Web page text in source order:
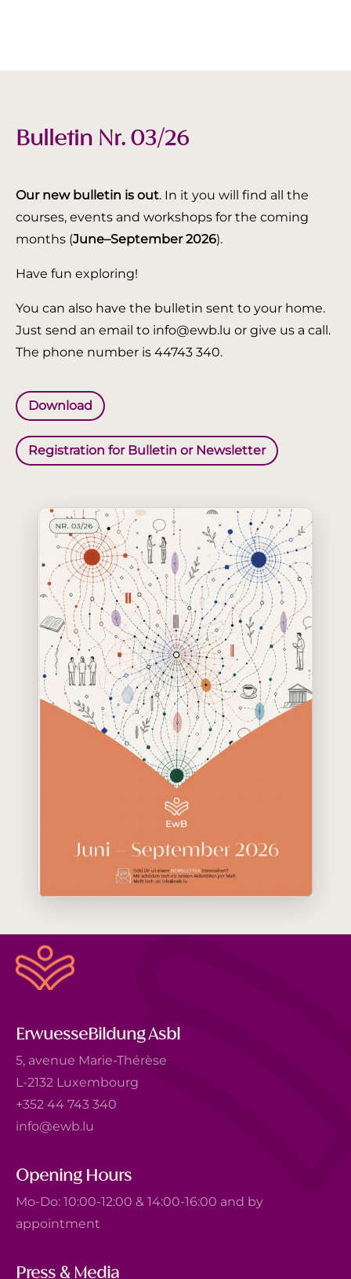
Bulletin Nr. 03/26
Our new bulletin is out. In it you will find all the
courses, events and workshops for the coming
months (June–September 2026).
Have fun exploring!
You can also have the bulletin sent to your home.
Just send an email to info@ewb.lu or give us a call.
The phone number is 44743 340.
Download
Registration for Bulletin or Newsletter
ErwuesseBildung Asbl
5, avenue Marie-Thérèse
L-2132 Luxembourg
+352 44 743 340
info@ewb.lu
Opening Hours
Mo-Do: 10:00-12:00 & 14:00-16:00 and by
appointment
Press & Media